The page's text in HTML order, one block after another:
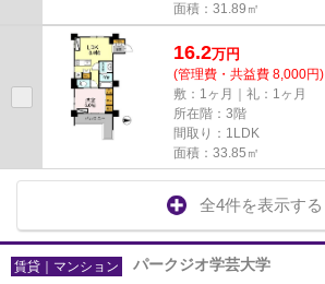
面積：31.89㎡
16.2万円
(管理費・共益費 8,000円)
敷：1ヶ月｜礼：1ヶ月
所在階：3階
間取り：1LDK
面積：33.85㎡
全4件を表示する
賃貸｜マンション パークジオ学芸大学